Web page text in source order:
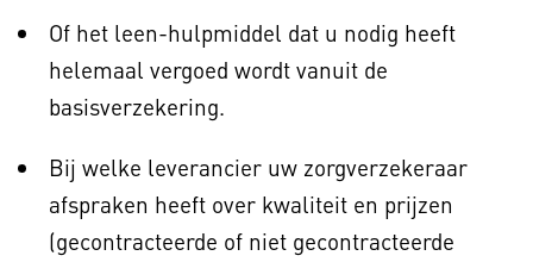
Of het leen-hulpmiddel dat u nodig heeft
helemaal vergoed wordt vanuit de
basisverzekering.
Bij welke leverancier uw zorgverzekeraar
afspraken heeft over kwaliteit en prijzen
(gecontracteerde of niet gecontracteerde